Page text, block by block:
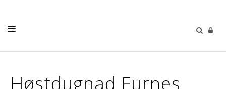
KONFIRMASJON
Høstdugnad Furnes